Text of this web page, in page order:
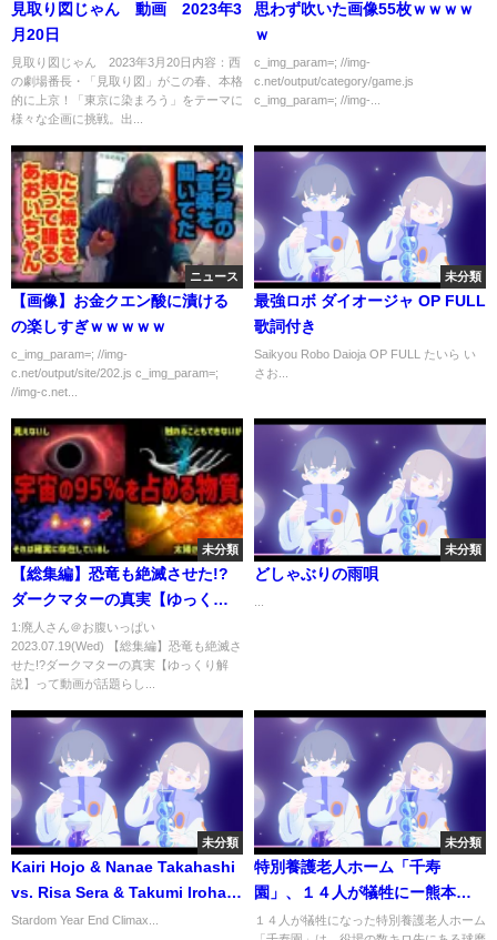
見取り図じゃん 動画 2023年3
月20日
見取り図じゃん 2023年3月20日内容：西
の劇場番長・「見取り図」がこの春、本格
的に上京！「東京に染まろう」をテーマに
様々な企画に挑戦。出...
思わず吹いた画像55枚ｗｗｗｗ
ｗ
c_img_param=; //img-
c.net/output/category/game.js
c_img_param=; //img-...
ニュース
【画像】お金クエン酸に漬ける
の楽しすぎｗｗｗｗｗ
c_img_param=; //img-
c.net/output/site/202.js c_img_param=;
//img-c.net...
未分類
最強ロボ ダイオージャ OP FULL
歌詞付き
Saikyou Robo Daioja OP FULL たいら い
さお...
未分類
【総集編】恐竜も絶滅させた!?
ダークマターの真実【ゆっくり
解説】
1:廃人さん＠お腹いっぱい
2023.07.19(Wed) 【総集編】恐竜も絶滅さ
せた!?ダークマターの真実【ゆっくり解
説】って動画が話題らし...
未分類
どしゃぶりの雨唄
未分類
Kairi Hojo & Nanae Takahashi
vs. Risa Sera & Takumi Iroha
12/23/14
Stardom Year End Climax...
未分類
特別養護老人ホーム「千寿
園」、１４人が犠牲にー熊本・
球磨村
１４人が犠牲になった特別養護老人ホーム